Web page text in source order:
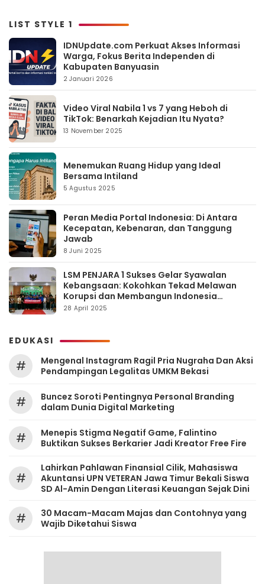
LIST STYLE 1
IDNUpdate.com Perkuat Akses Informasi
Warga, Fokus Berita Independen di
Kabupaten Banyuasin
2 Januari 2026
Video Viral Nabila 1 vs 7 yang Heboh di
TikTok: Benarkah Kejadian Itu Nyata?
13 November 2025
Menemukan Ruang Hidup yang Ideal
Bersama Intiland
5 Agustus 2025
Peran Media Portal Indonesia: Di Antara
Kecepatan, Kebenaran, dan Tanggung
Jawab
8 Juni 2025
LSM PENJARA 1 Sukses Gelar Syawalan
Kebangsaan: Kokohkan Tekad Melawan
Korupsi dan Membangun Indonesia
Berintegritas
28 April 2025
EDUKASI
#
Mengenal Instagram Ragil Pria Nugraha Dan Aksi
Pendampingan Legalitas UMKM Bekasi
#
‎Buncez Soroti Pentingnya Personal Branding
dalam Dunia Digital Marketing
#
Menepis Stigma Negatif Game, Falintino
Buktikan Sukses Berkarier Jadi Kreator Free Fire
#
Lahirkan Pahlawan Finansial Cilik, Mahasiswa
Akuntansi UPN VETERAN Jawa Timur Bekali Siswa
SD Al-Amin Dengan Literasi Keuangan Sejak Dini
#
30 Macam-Macam Majas dan Contohnya yang
Wajib Diketahui Siswa